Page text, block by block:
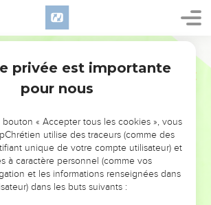
PAS L’ÉVÉNEMENT
DE L’ANNÉE !
POUVAIENT VOUS ÉVITER LES
VOTRES ?
privée est importante
pour nous
bouton « Accepter tous les cookies », vous
utilise des traceurs (comme des
unique de votre compte utilisateur) et
à caractère personnel (comme vos
et les informations renseignées dans
dans les buts suivants :